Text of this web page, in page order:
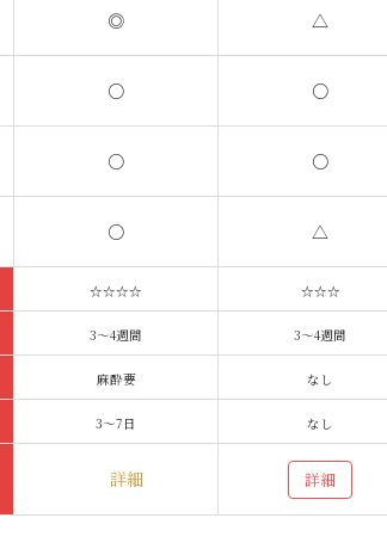
◎ △
○ ○
○ ○
○ △
☆☆☆☆ ☆☆☆
3～4週間 3～4週間
麻酔要 なし
3～7日 なし
詳細 詳細